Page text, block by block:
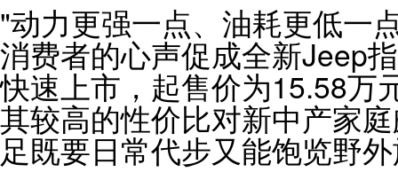
"动力更强一点、油耗更低一
消费者的心声促成全新Jeep
快速上市，起售价为15.58万
其较高的性价比对新中产家
足既要日常代步又能饱览野